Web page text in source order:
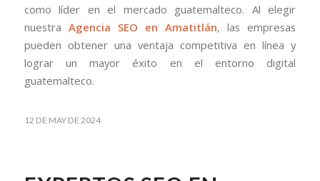
como líder en el mercado guatemalteco. Al elegir
nuestra Agencia SEO en Amatitlán, las empresas
pueden obtener una ventaja competitiva en línea y
lograr un mayor éxito en el entorno digital
guatemalteco.
12 DE MAY DE 2024